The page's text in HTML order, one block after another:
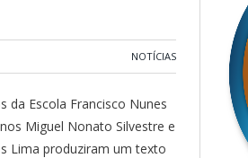
NOTÍCIAS
da Escola Francisco Nunes
Miguel Nonato Silvestre e
Lima produziram um texto